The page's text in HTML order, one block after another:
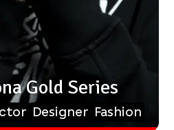
Gold Series
Designer Fashion